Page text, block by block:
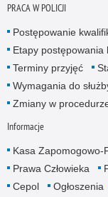
PRACA W POLICJI
Postępowanie
Etapy postępowania
Terminy przyjęć
Wymagania do
Zmiany w
Informacje
Kasa Zapomogowo-
Prawa Człowieka
Cepol
Ogłoszenia